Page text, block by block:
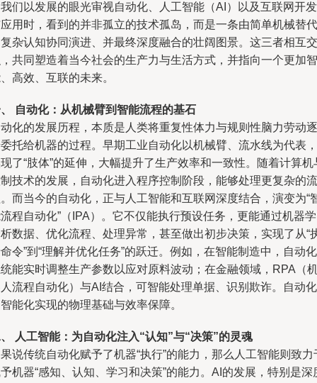
们以发展的眼光审视自动化、人工智能（AI）以及互联网开发
用时，看到的并非孤立的技术孤岛，而是一条由简单机械替代
杂认知协同演进、并最终深度融合的壮阔图景。这三者相互交
共同塑造着当今社会的生产力与生活方式，并指向一个更加智
高效、互联的未来。
自动化：从机械臂到智能流程的基石
化的发展历程，本质是人类将重复性体力与规则性脑力劳动逐
托给机器的过程。早期工业自动化以机械臂、流水线为代表，
了“肢体”的延伸，大幅提升了生产效率和一致性。随着计算机
技术的发展，自动化进入程序控制阶段，能够处理更复杂的流
而当今的自动化，正与人工智能和互联网深度结合，演变为“
程自动化”（IPA）。它不仅能执行预设任务，更能通过机器
数据、优化流程、处理异常，甚至做出初步决策，实现了从“
令”到“理解并优化任务”的跃迁。例如，在智能制造中，自动化
能实时调整生产参数以应对原料波动；在金融领域，RPA（
流程自动化）与AI结合，可智能处理单据、识别欺诈。自动化
能化实现的物理基础与效率保障。
人工智能：为自动化注入“认知”与“决策”的灵魂
说传统自动化赋予了机器“执行”的能力，那么人工智能则致力
机器“感知、认知、学习和决策”的能力。AI的发展，特别是深